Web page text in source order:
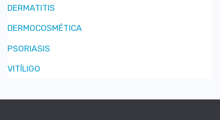
DERMATITIS
DERMOCOSMÉTICA
PSORIASIS
VITÍLIGO